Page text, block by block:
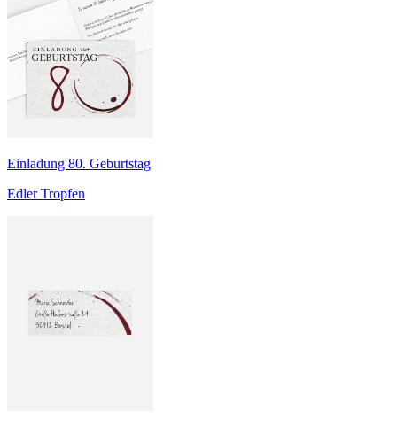
Einladung 80. Geburtstag
Edler Tropfen